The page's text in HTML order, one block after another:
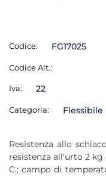
Codice: FG17025
Codice Alt.:
Iva: 22
Categoria: Flessibile
Resistenza allo
resistenza all'urto 2 kg
C.; campo di